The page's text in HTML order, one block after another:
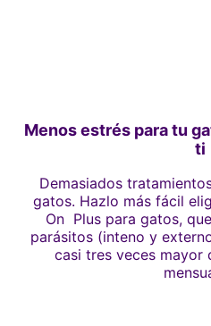
Menos estrés para tu
ti
Demasiados
gatos. Hazlo más fácil
On Plus para gatos,
parásitos (inteno y
casi tres veces mayor